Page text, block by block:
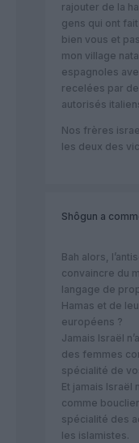
rajouter de la
gens qui ont
bien vous et
mon village
espagnoles
recelées par
autorisés
Nos frères
les deux des
Shôgun a
Bah alors,
convaincre du
langage de
Hamas et de
européens ?
Jamais Israël
des femmes
spécialité de
Et jamais
comme
spécialité des
les islamistes.